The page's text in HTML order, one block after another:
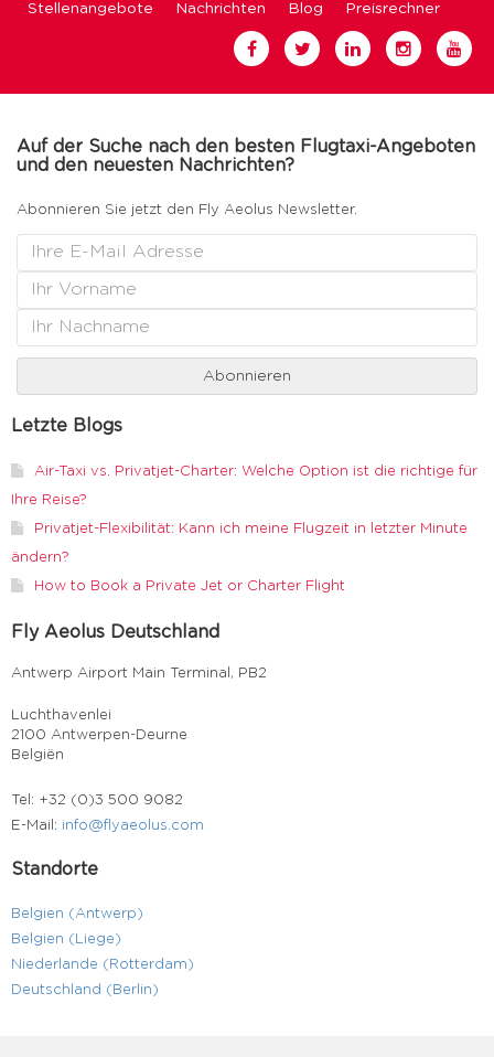
Stellenangebote Nachrichten Blog Preisrechner
Auf der Suche nach den besten Flugtaxi-Angeboten
und den neuesten Nachrichten?
Abonnieren Sie jetzt den Fly Aeolus Newsletter.
Letzte Blogs
Air-Taxi vs. Privatjet-Charter: Welche Option ist die richtige für
Ihre Reise?
Privatjet-Flexibilität: Kann ich meine Flugzeit in letzter Minute
ändern?
How to Book a Private Jet or Charter Flight
Fly Aeolus Deutschland
Antwerp Airport Main Terminal, PB2
Luchthavenlei
2100 Antwerpen-Deurne
Belgiën
Tel: +32 (0)3 500 9082
E-Mail: info@flyaeolus.com
Standorte
Belgien (Antwerp)
Belgien (Liege)
Niederlande (Rotterdam)
Deutschland (Berlin)